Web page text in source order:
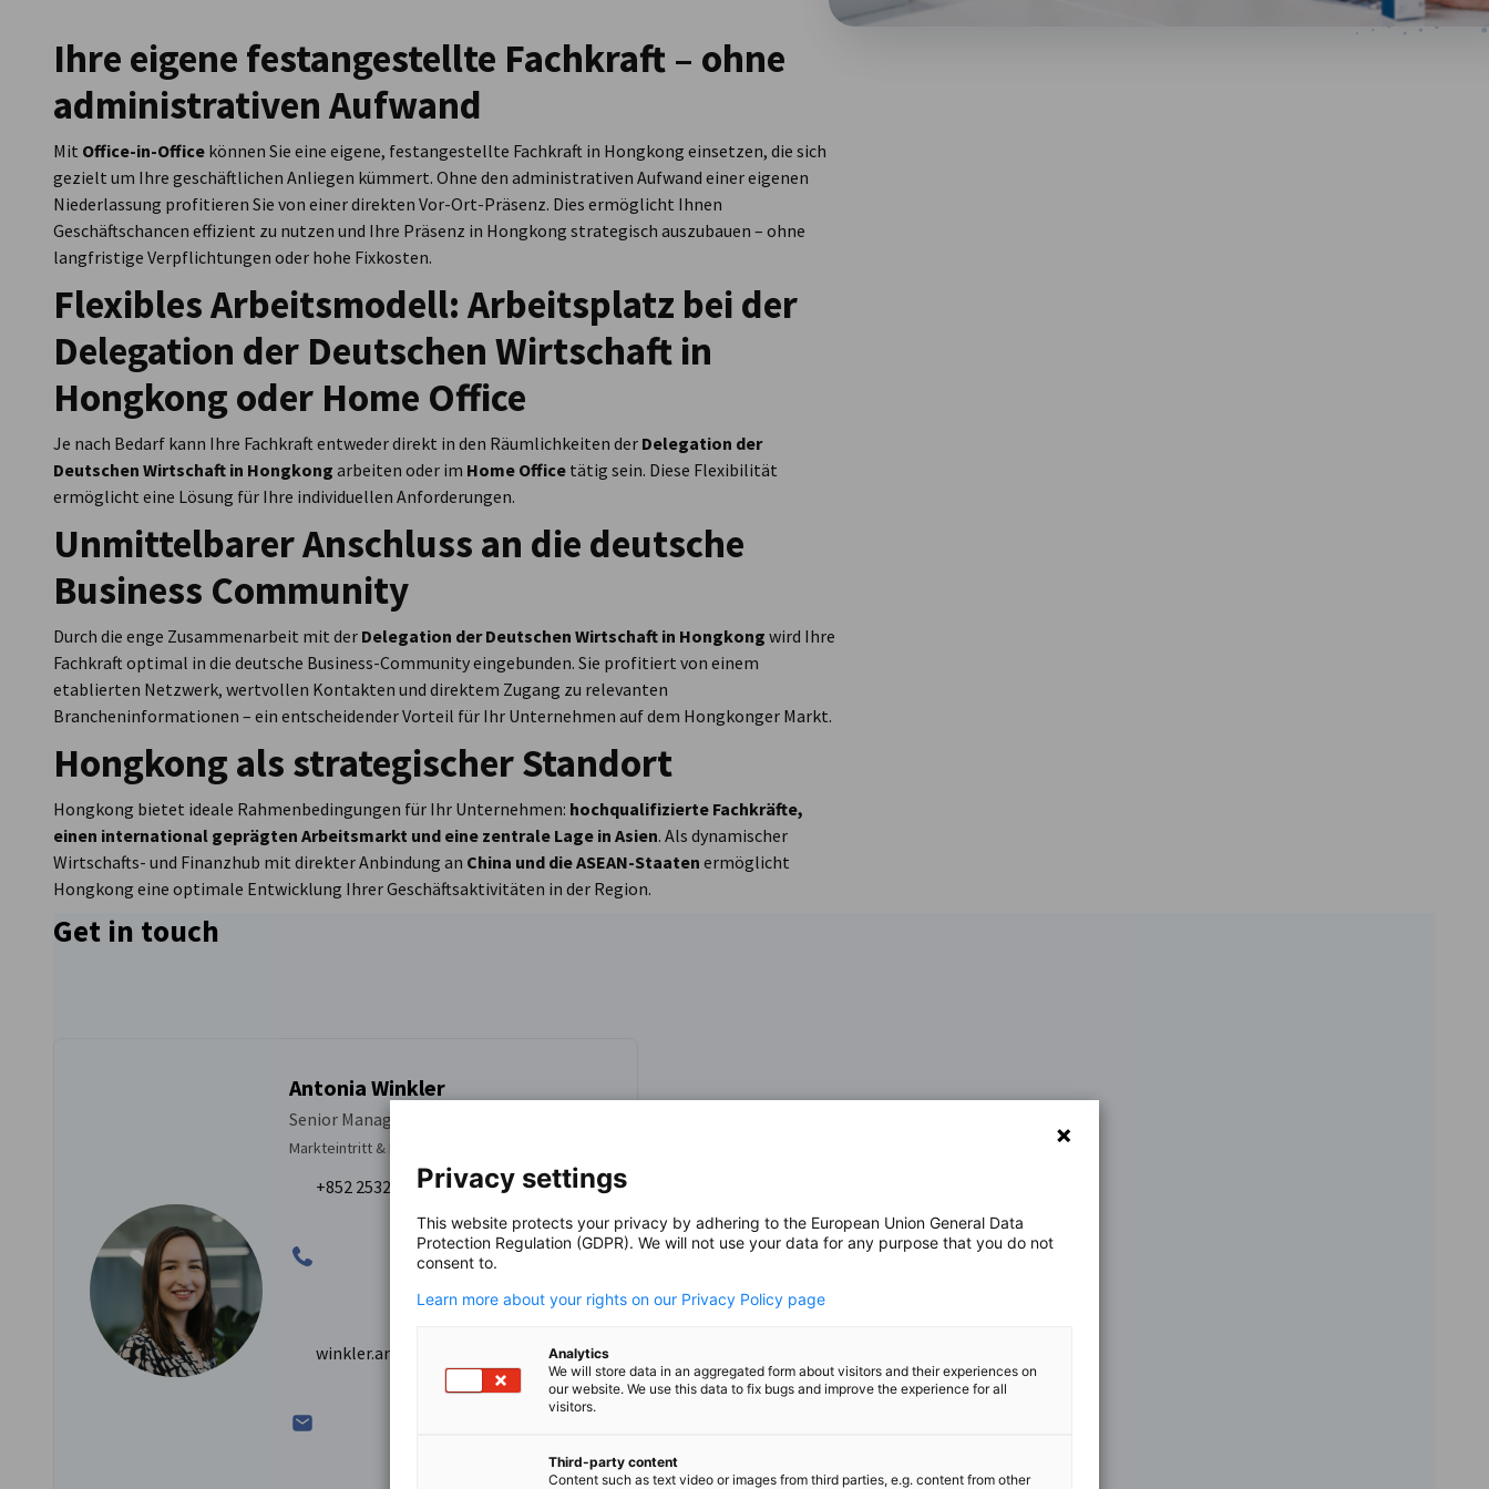
Hong Kong
Ihre eigene festangestellte Fachkraft – ohne
administrativen Aufwand
Mit Office-in-Office können Sie eine eigene, festangestellte Fachkraft in Hongkong einsetzen, die sich
gezielt um Ihre geschäftlichen Anliegen kümmert. Ohne den administrativen Aufwand einer eigenen
Niederlassung profitieren Sie von einer direkten Vor-Ort-Präsenz. Dies ermöglicht Ihnen
Geschäftschancen effizient zu nutzen und Ihre Präsenz in Hongkong strategisch auszubauen – ohne
langfristige Verpflichtungen oder hohe Fixkosten.
Flexibles Arbeitsmodell: Arbeitsplatz bei der
Delegation der Deutschen Wirtschaft in
Hongkong oder Home Office
Je nach Bedarf kann Ihre Fachkraft entweder direkt in den Räumlichkeiten der Delegation der
Deutschen Wirtschaft in Hongkong arbeiten oder im Home Office tätig sein. Diese Flexibilität
ermöglicht eine Lösung für Ihre individuellen Anforderungen.
Unmittelbarer Anschluss an die deutsche
Business Community
Durch die enge Zusammenarbeit mit der Delegation der Deutschen Wirtschaft in Hongkong wird Ihre
Fachkraft optimal in die deutsche Business-Community eingebunden. Sie profitiert von einem
etablierten Netzwerk, wertvollen Kontakten und direktem Zugang zu relevanten
Brancheninformationen – ein entscheidender Vorteil für Ihr Unternehmen auf dem Hongkonger Markt.
Hongkong als strategischer Standort
Hongkong bietet ideale Rahmenbedingungen für Ihr Unternehmen: hochqualifizierte Fachkräfte,
einen international geprägten Arbeitsmarkt und eine zentrale Lage in Asien. Als dynamischer
Wirtschafts- und Finanzhub mit direkter Anbindung an China und die ASEAN-Staaten ermöglicht
Hongkong eine optimale Entwicklung Ihrer Geschäftsaktivitäten in der Region.
Get in touch
Antonia Winkler
Senior Manager
Markteintritt & Projektmanagement
+852 2532 1290
winkler.antonia@hongkong.ahk.de
Privacy settings
This website protects your privacy by adhering to the European Union General Data
Protection Regulation (GDPR). We will not use your data for any purpose that you do not
consent to.
Learn more about your rights on our Privacy Policy page
Analytics
We will store data in an aggregated form about visitors and their experiences on
our website. We use this data to fix bugs and improve the experience for all
visitors.
Third-party content
Content such as text video or images from third parties, e.g. content from other